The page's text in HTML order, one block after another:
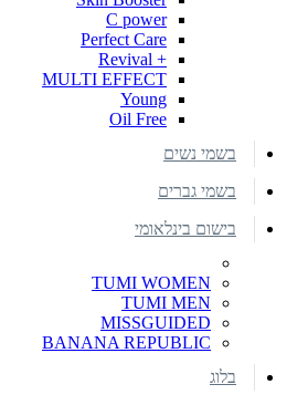
C power
Perfect Care
+ Revival
MULTI EFFECT
Young
Oil Free
בשמי נשים
בשמי גברים
בישום בינלאומי
TUMI WOMEN
TUMI MEN
MISSGUIDED
BANANA REPUBLIC
בלוג